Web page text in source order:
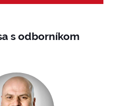
s odborníkom